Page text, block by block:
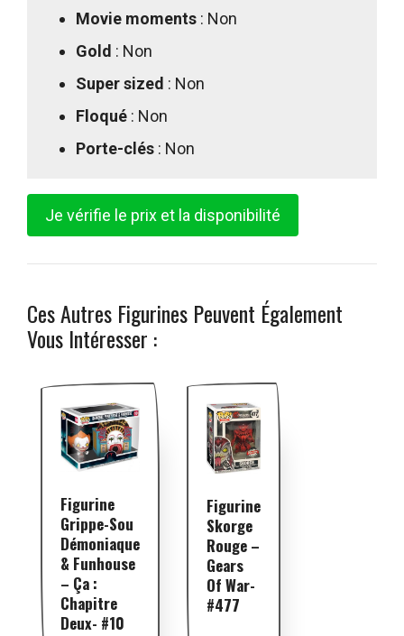
Movie moments : Non
Gold : Non
Super sized : Non
Floqué : Non
Porte-clés : Non
Je vérifie le prix et la disponibilité
Ces Autres Figurines Peuvent Également
Vous Intéresser :
Figurine
Grippe-Sou
Démoniaque
& Funhouse
– Ça :
Chapitre
Deux- #10
Figurine
Skorge
Rouge –
Gears
Of War-
#477